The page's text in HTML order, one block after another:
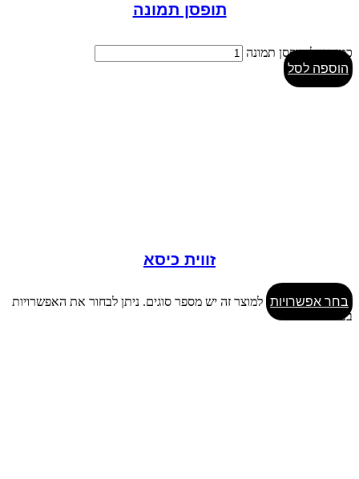
תופסן תמונה
כמות של תופסן תמונה
הוספה לסל
זווית כיסא
בחר אפשרויות למוצר זה יש מספר סוגים. ניתן לבחור את האפשרויות
בעמוד המוצר